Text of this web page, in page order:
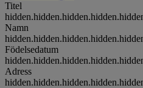
Titel
Namn
Födelsedatum
Adress